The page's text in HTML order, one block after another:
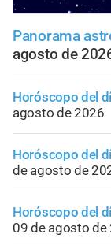
Panorama
agosto de
Horóscopo del
agosto de 2026
Horóscopo del
de agosto de
Horóscopo del
09 de agosto de